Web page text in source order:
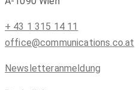
+ 43 1 315 14 11
office@communications.co.at
Newsletteranmeldung